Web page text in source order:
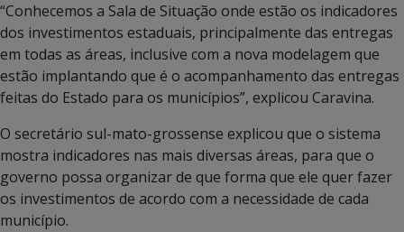
“Conhecemos a Sala de Situação onde estão os indicadores
dos investimentos estaduais, principalmente das entregas
em todas as áreas, inclusive com a nova modelagem que
estão implantando que é o acompanhamento das entregas
feitas do Estado para os municípios”, explicou Caravina.
O secretário sul-mato-grossense explicou que o sistema
mostra indicadores nas mais diversas áreas, para que o
governo possa organizar de que forma que ele quer fazer
os investimentos de acordo com a necessidade de cada
município.